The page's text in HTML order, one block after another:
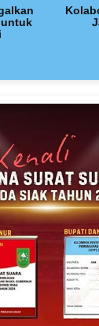
untuk